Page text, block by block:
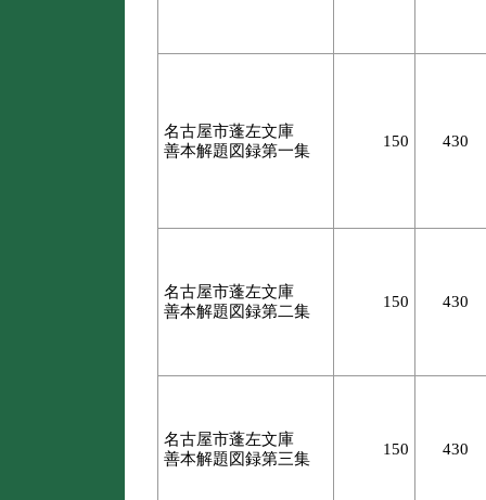
名古屋市蓬左文庫
善本解題図録第一集
150 430
名古屋市蓬左文庫
善本解題図録第二集
150 430
名古屋市蓬左文庫
善本解題図録第三集
150 430